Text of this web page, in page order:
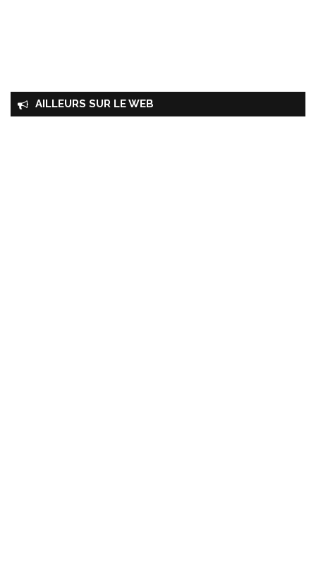
AILLEURS SUR LE WEB